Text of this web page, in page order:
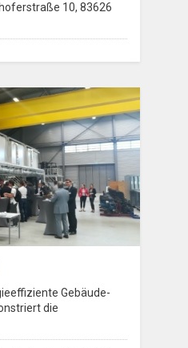
10, 83626
Gebäude-
die